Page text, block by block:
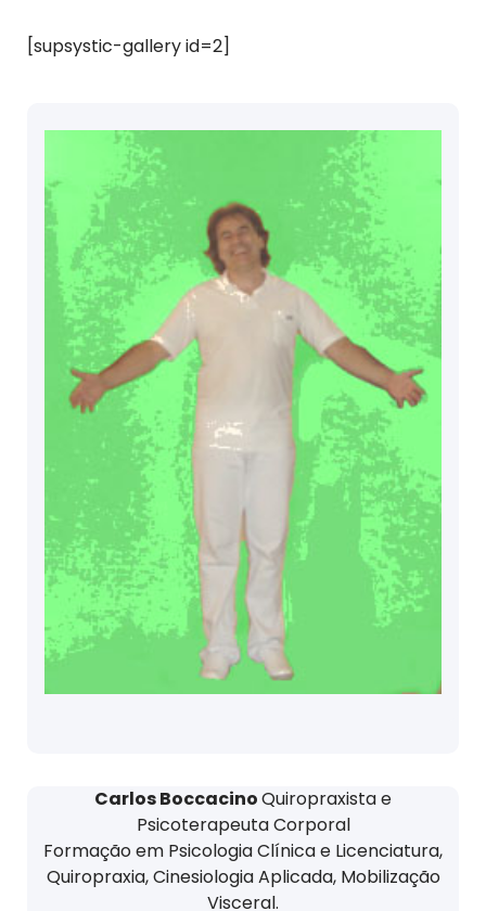
[supsystic-gallery id=2]
Carlos BoccacinoQuiropraxista e
Psicoterapeuta Corporal
Formação em Psicologia Clínica e Licenciatura,
Quiropraxia, Cinesiologia Aplicada, Mobilização
Visceral.